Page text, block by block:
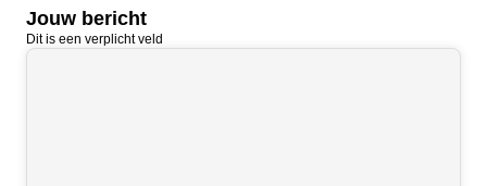
Jouw bericht
Dit is een verplicht veld